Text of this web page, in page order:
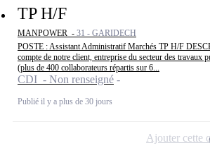
TP H/F
MANPOWER - 31 - GARIDECH
POSTE : Assistant Administratif Marchés TP H/F
compte de notre client, entreprise du secteur des travaux
(plus de 400 collaborateurs répartis sur 6...
CDI - Non renseigné
Publié il y a plus de 30 jours
Ajouter cette